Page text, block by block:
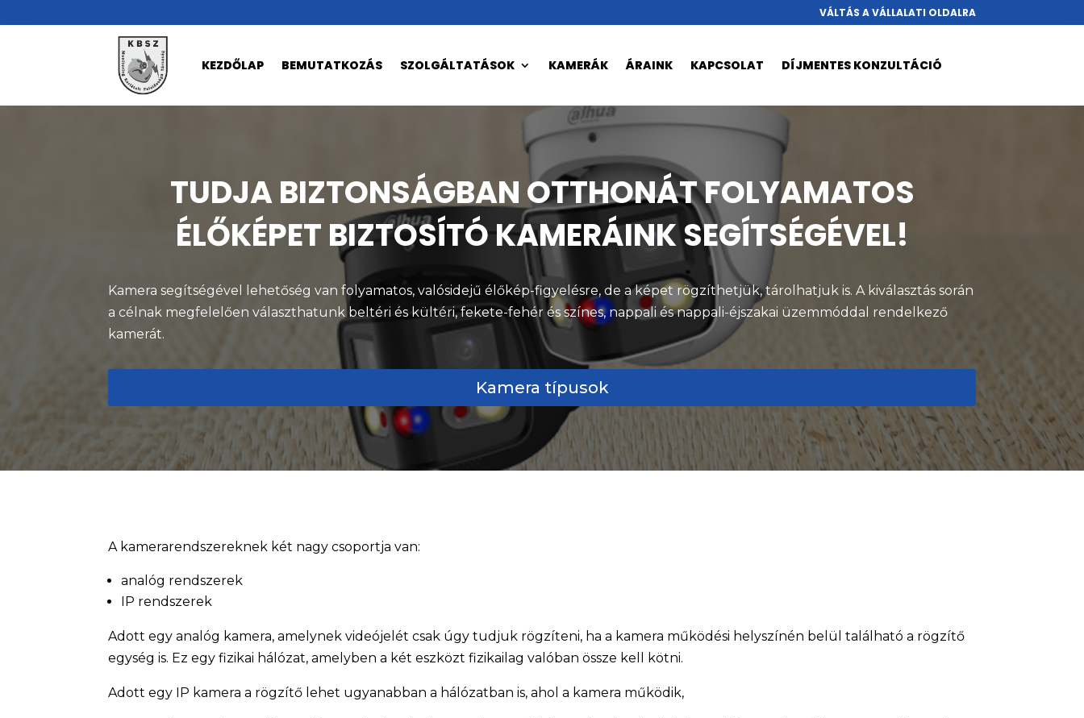
VÁLTÁS A VÁLLALATI OLDALRA
KEZDŐLAP BEMUTATKOZÁS SZOLGÁLTATÁSOK KAMERÁK ÁRAINK KAPCSOLAT DÍJMENTES KONZULTÁCIÓ
TUDJA BIZTONSÁGBAN OTTHONÁT FOLYAMATOS
ÉLŐKÉPET BIZTOSÍTÓ KAMERÁINK SEGÍTSÉGÉVEL!
Kamera segítségével lehetőség van folyamatos, valósidejű élőkép-figyelésre, de a képet rögzíthetjük, tárolhatjuk is. A kiválasztás során
a célnak megfelelően választhatunk beltéri és kültéri, fekete-fehér és színes, nappali és nappali-éjszakai üzemmóddal rendelkező
kamerát.
Kamera típusok
A kamerarendszereknek két nagy csoportja van:
analóg rendszerek
IP rendszerek
Adott egy analóg kamera, amelynek videójelét csak úgy tudjuk rögzíteni, ha a kamera működési helyszínén belül található a rögzítő
egység is. Ez egy fizikai hálózat, amelyben a két eszközt fizikailag valóban össze kell kötni.
Adott egy IP kamera a rögzítő lehet ugyanabban a hálózatban is, ahol a kamera működik,